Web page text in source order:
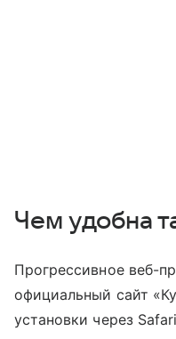
Чем удобна
Прогрессивное веб-
официальный сайт
установки через